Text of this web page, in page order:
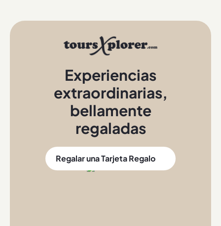
Experiencias
extraordinarias,
bellamente
regaladas
Regalar una Tarjeta Regalo